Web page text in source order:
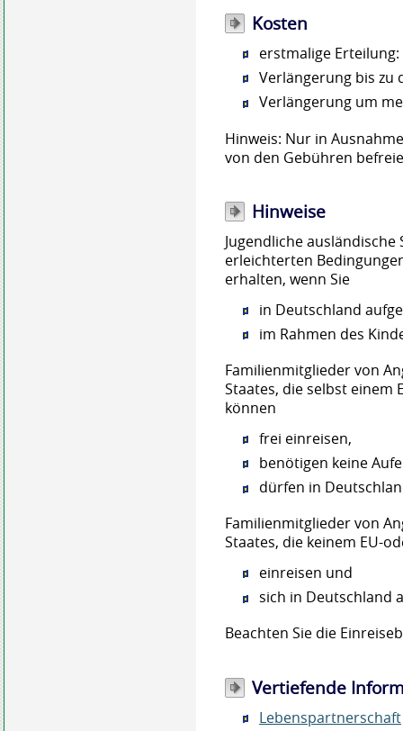
Kosten
erstmalige Erteilung:
Verlängerung bis zu
Verlängerung um
Hinweis: Nur in
von den Gebühren
Hinweise
Jugendliche
erleichterten
erhalten, wenn Sie
in Deutschland
im Rahmen des
Familienmitglieder von
Staates, die selbst einem
können
frei einreisen,
benötigen keine
dürfen in
Familienmitglieder von
Staates, die keinem EU-
einreisen und
sich in Deutschland
Beachten Sie die
Vertiefende
Lebenspartnerschaft